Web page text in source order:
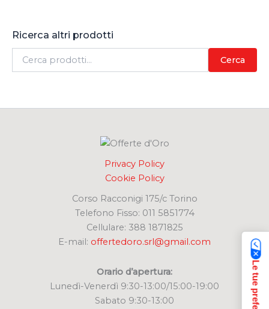
Ricerca altri prodotti
Cerca
Privacy Policy
Cookie Policy
Corso Racconigi 175/c Torino
Telefono Fisso: 011 5851774
Cellulare: 388 1871825
E-mail: offertedoro.srl@gmail.com
Orario d’apertura:
Lunedì-Venerdì 9:30-13:00/15:00-19:00
Sabato 9:30-13:00